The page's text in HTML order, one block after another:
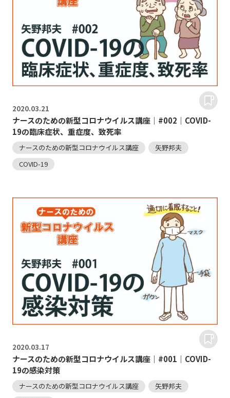
2020.03.21
ナースのための新型コロナウイルス講座｜#002｜COVID-
19の臨床症状、重症度、致死率
ナースのための新型コロナウイルス講座
矢野邦夫
COVID-19
2020.03.17
ナースのための新型コロナウイルス講座｜#001｜COVID-
19の感染対策
ナースのための新型コロナウイルス講座
矢野邦夫